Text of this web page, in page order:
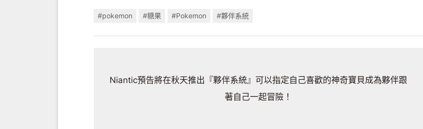
#pokemon #糖果 #Pokemon #夥伴系統
Niantic預告將在秋天推出『夥伴系統』可以指定自己喜歡的神奇寶貝成為夥伴跟
著自己一起冒險！